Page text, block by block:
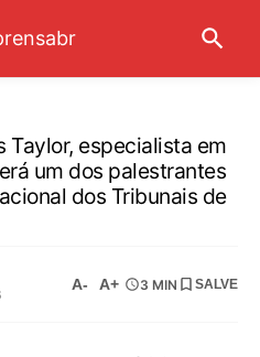
especialista em
um dos palestrantes
dos Tribunais de
A- A+ 3 MIN SALVE